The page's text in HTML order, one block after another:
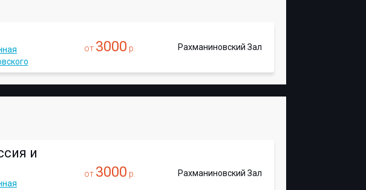
от 3000 р. Рахманиновский Зал
и
от 3000 р. Рахманиновский Зал